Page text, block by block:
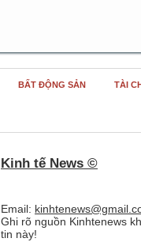
BẤT ĐỘNG SẢN TÀI
Kinh tế News ©
Email:
Ghi rõ nguồn Kinhtenews
tin này!